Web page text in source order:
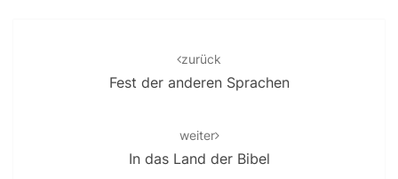
zurück
Fest der anderen Sprachen
weiter
In das Land der Bibel